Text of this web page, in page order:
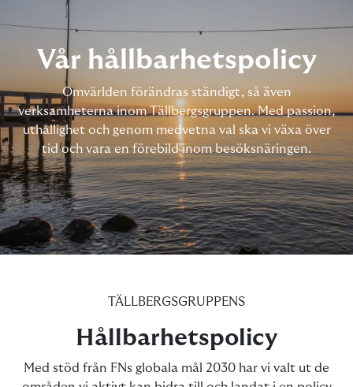
Vår hållbarhetspolicy
Omvärlden förändras ständigt, så även
verksamheterna inom Tällbergsgruppen. Med passion,
uthållighet och genom medvetna val ska vi växa över
tid och vara en förebild inom besöksnäringen.
TÄLLBERGSGRUPPENS
Hållbarhetspolicy
Med stöd från FNs globala mål 2030 har vi valt ut de